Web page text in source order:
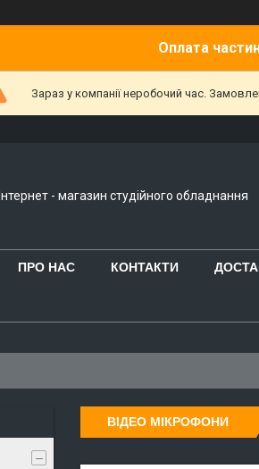
Оплата
Зараз у компанії неробочий час.
Інтернет - магазин студійного обладнання
ПРО НАС КОНТАКТИ
ВІДЕО МІКРОФОНИ